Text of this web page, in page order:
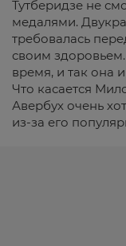
Тутберидзе не
медалями.
требовалась
своим
время, и так она
Что касается
Авербух очень
из-за его